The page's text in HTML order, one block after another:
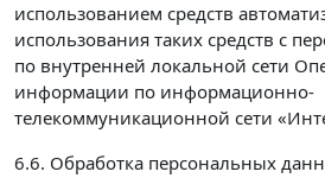
использованием средств
использования таких средств с
по внутренней локальной сети
информации по информационно-
телекоммуникационной сети
6.6. Обработка персональных